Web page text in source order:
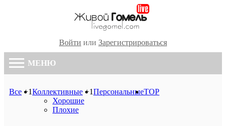
Войти или Зарегистрироваться
МЕНЮ
Все +1Коллективные +1
Хорошие
Плохие
ПерсональныеTOP